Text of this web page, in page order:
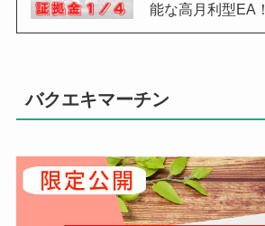
能な高月利型EA！
バクエキマーチン